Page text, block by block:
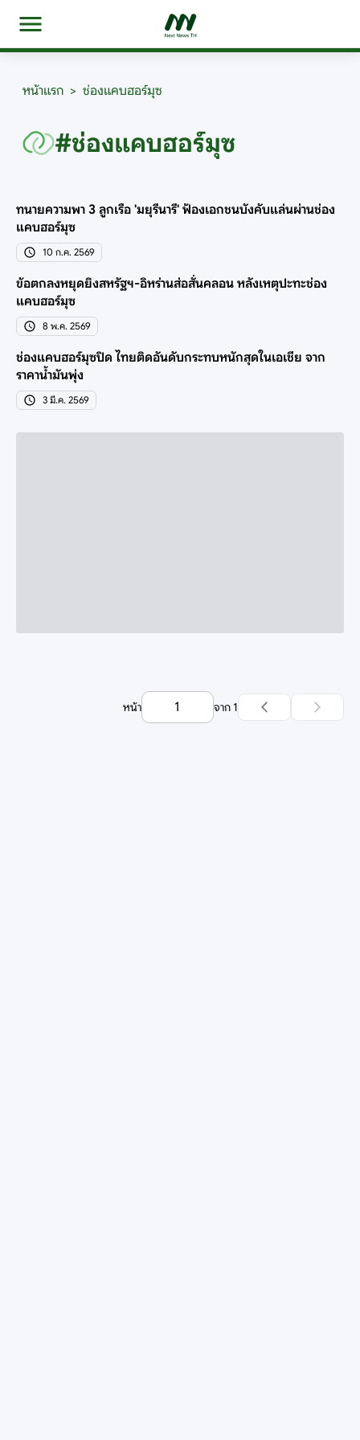
หน้าแรก > ช่องแคบฮอร์มุซ
#ช่องแคบฮอร์มุซ
ทนายความพา 3 ลูกเรือ 'มยุรีนารี' ฟ้องเอกชนบังคับแล่นผ่านช่อง
แคบฮอร์มุซ
10 ก.ค. 2569
ข้อตกลงหยุดยิงสหรัฐฯ-อิหร่านส่อสั่นคลอน หลังเหตุปะทะช่อง
แคบฮอร์มุซ
8 พ.ค. 2569
ช่องแคบฮอร์มุซปิด ไทยติดอันดับกระทบหนักสุดในเอเชีย จาก
ราคาน้ำมันพุ่ง
3 มี.ค. 2569
หน้า จาก 1